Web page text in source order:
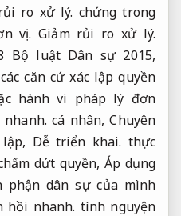
ro xử lý. chứng trong
vị. Giảm rủi ro xử lý.
Bộ luật Dân sự 2015,
căn cứ xác lập quyền
hành vi pháp lý đơn
cá nhân,Chuyên
Dễ triển khai. thực
dứt quyền, Áp dụng
phận dân sự của mình
hồi nhanh. tình nguyện